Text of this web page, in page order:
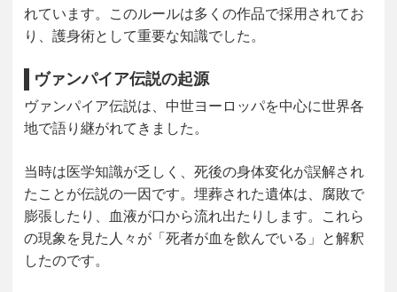
れています。このルールは多くの作品で採用されてお
り、護身術として重要な知識でした。
ヴァンパイア伝説の起源
ヴァンパイア伝説は、中世ヨーロッパを中心に世界各
地で語り継がれてきました。
当時は医学知識が乏しく、死後の身体変化が誤解され
た ことが伝説の一因です。埋葬された遺体は、腐敗で
膨張したり、血液が口から流れ出たりします。これら
の現象を見た人々が「死者が血を飲んでいる」と解釈
したのです。